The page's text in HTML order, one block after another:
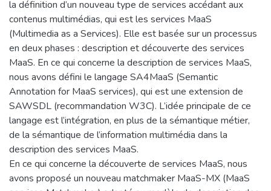
la définition d’un nouveau type de services accédant aux
contenus multimédias, qui est les services MaaS
(Multimedia as a Services). Elle est basée sur un processus
en deux phases : description et découverte des services
MaaS. En ce qui concerne la description de services MaaS,
nous avons défini le langage SA4MaaS (Semantic
Annotation for MaaS services), qui est une extension de
SAWSDL (recommandation W3C). L’idée principale de ce
langage est l’intégration, en plus de la sémantique métier,
de la sémantique de l’information multimédia dans la
description des services MaaS.
En ce qui concerne la découverte de services MaaS, nous
avons proposé un nouveau matchmaker MaaS-MX (MaaS